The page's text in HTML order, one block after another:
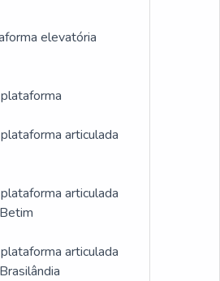
elevatória
articulada
articulada
articulada